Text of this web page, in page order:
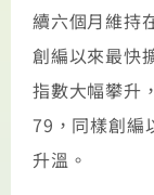
續六個月維持
創編以來最快
指數大幅攀升
79，同樣創編
升溫。